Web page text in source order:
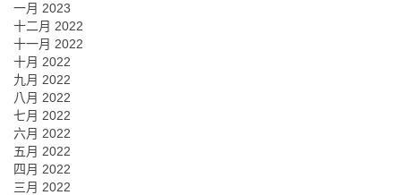
一月 2023
十二月 2022
十一月 2022
十月 2022
九月 2022
八月 2022
七月 2022
六月 2022
五月 2022
四月 2022
三月 2022